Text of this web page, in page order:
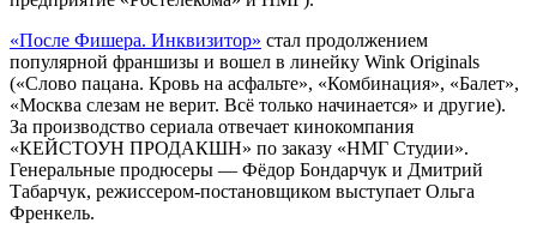
«После Фишера. Инквизитор» стал продолжением
популярной франшизы и вошел в линейку Wink Originals
(«Слово пацана. Кровь на асфальте», «Комбинация», «Балет»,
«Москва слезам не верит. Всё только начинается» и другие).
За производство сериала отвечает кинокомпания
«КЕЙСТОУН ПРОДАКШН» по заказу «НМГ Студии».
Генеральные продюсеры — Фёдор Бондарчук и Дмитрий
Табарчук, режиссером-постановщиком выступает Ольга
Френкель.